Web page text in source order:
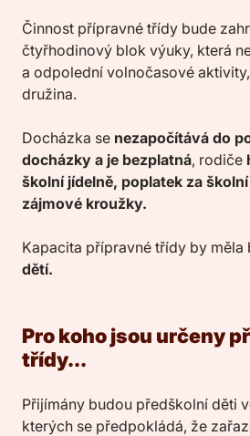
Činnost přípravné třídy bude
čtyřhodinový blok výuky, která
a odpolední volnočasové
družina.
Docházka se nezapočítává do
docházky a je bezplatná, rodiče
školní jídelně, poplatek za
zájmové kroužky.
Kapacita přípravné třídy by měla
dětí.
Pro koho jsou určeny
třídy...
Přijímány budou předškolní děti
kterých se předpokládá, že